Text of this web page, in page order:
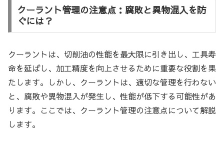
クーラント管理の注意点：腐敗と異物混入を防
ぐには？
クーラントは、切削油の性能を最大限に引き出し、工具寿
命を延ばし、加工精度を向上させるために重要な役割を果
たします。しかし、クーラントは、適切な管理を行わない
と、腐敗や異物混入が発生し、性能が低下する可能性があ
ります。ここでは、クーラント管理の注意点について解説
します。